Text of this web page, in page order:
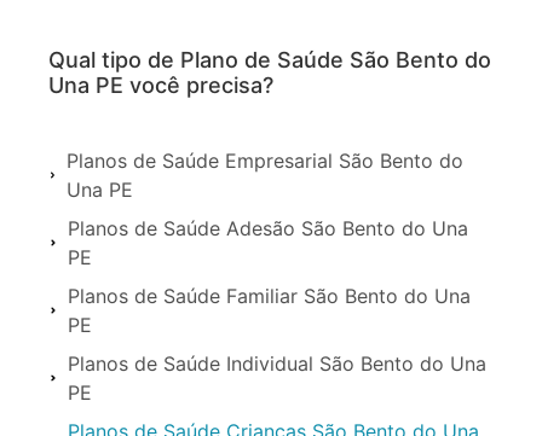
Qual tipo de Plano de Saúde São Bento do
Una PE você precisa?
Planos de Saúde Empresarial São Bento do
Una PE
Planos de Saúde Adesão São Bento do Una
PE
Planos de Saúde Familiar São Bento do Una
PE
Planos de Saúde Individual São Bento do Una
PE
Planos de Saúde Crianças São Bento do Una